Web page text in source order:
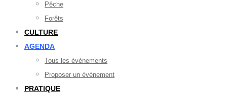
Pêche
Forêts
CULTURE
AGENDA
Tous les événements
Proposer un événement
PRATIQUE